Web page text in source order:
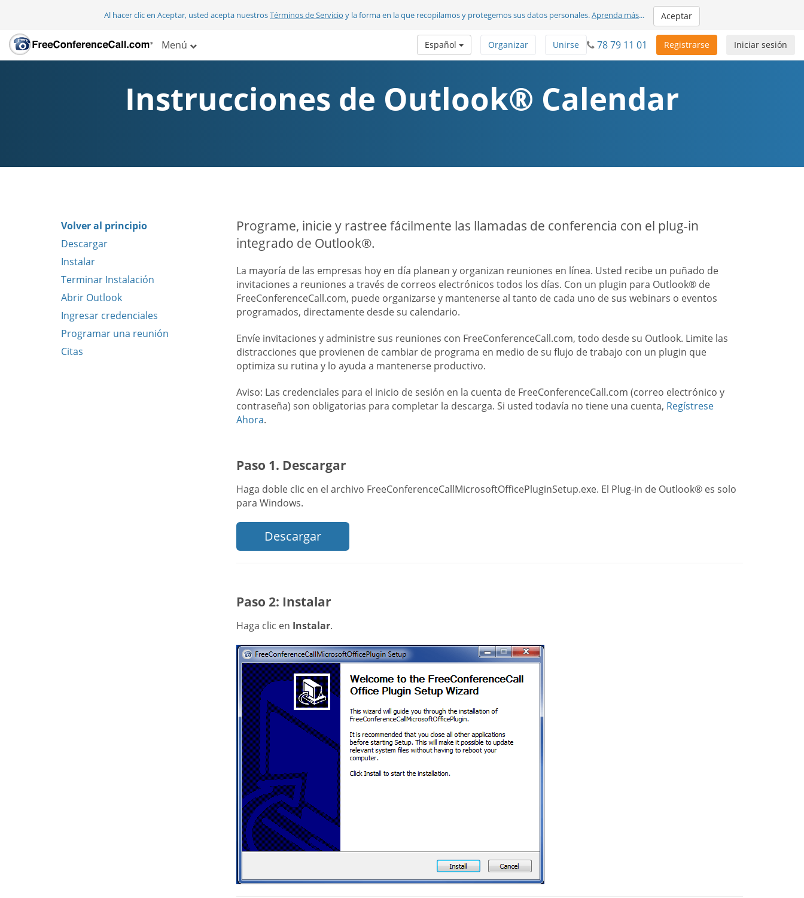
Al hacer clic en Aceptar, usted acepta nuestrosTérminos de Servicio y la forma en la que recopilamos y protegemos sus datos personales.Aprenda más... Aceptar
Menú Iniciar sesión
Registrarse
78 79 11 01
Unirse
Organizar
Español
Instrucciones de Outlook® Calendar
Volver al principio
Descargar
Instalar
Terminar Instalación
Abrir Outlook
Ingresar credenciales
Programar una reunión
Citas
Programe, inicie y rastree fácilmente las llamadas de conferencia con el plug-in
integrado de Outlook®.
La mayoría de las empresas hoy en día planean y organizan reuniones en línea. Usted recibe un puñado de
invitaciones a reuniones a través de correos electrónicos todos los días. Con un plugin para Outlook® de
FreeConferenceCall.com, puede organizarse y mantenerse al tanto de cada uno de sus webinars o eventos
programados, directamente desde su calendario.
Envíe invitaciones y administre sus reuniones con FreeConferenceCall.com, todo desde su Outlook. Limite las
distracciones que provienen de cambiar de programa en medio de su flujo de trabajo con un plugin que
optimiza su rutina y lo ayuda a mantenerse productivo.
Aviso: Las credenciales para el inicio de sesión en la cuenta de FreeConferenceCall.com (correo electrónico y
contraseña) son obligatorias para completar la descarga. Si usted todavía no tiene una cuenta, Regístrese
Ahora.
Paso 1. Descargar
Haga doble clic en el archivo FreeConferenceCallMicrosoftOfficePluginSetup.exe. El Plug-in de Outlook® es solo
para Windows.
Descargar
Paso 2: Instalar
Haga clic en Instalar.